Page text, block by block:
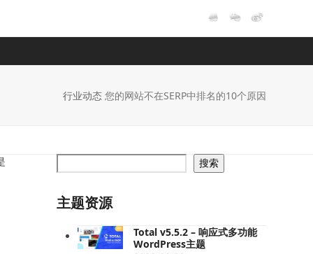
行业动态 您的网站不在SERP中排名的10个原因
搜索
主题资源
Total v5.5.2 – 响应式多功能
WordPress主题